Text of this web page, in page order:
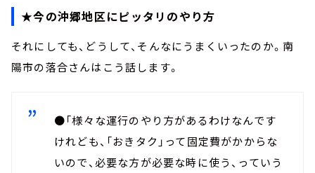
★今の沖郷地区にピッタリのやり方
それにしても、どうして、そんなにうまくいったのか。南
陽市の落合さんはこう話します。
●「様々な運行のやり方があるわけなんです
けれども、「おきタク」って固定費がかからな
いので、必要な方が必要な時に使う、っていう